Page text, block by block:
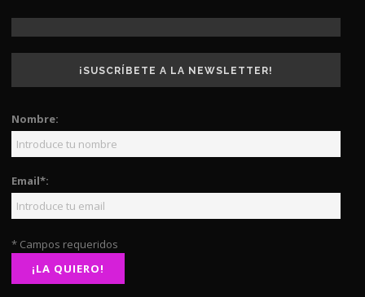
¡SUSCRÍBETE A LA NEWSLETTER!
Nombre:
Email*:
* Campos requeridos